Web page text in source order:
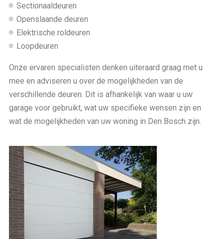
Sectionaaldeuren
Openslaande deuren
Elektrische roldeuren
Loopdeuren
Onze ervaren specialisten denken uiteraard graag met u
mee en adviseren u over de mogelijkheden van de
verschillende deuren. Dit is afhankelijk van waar u uw
garage voor gebruikt, wat uw specifieke wensen zijn en
wat de mogelijkheden van uw woning in Den Bosch zijn.